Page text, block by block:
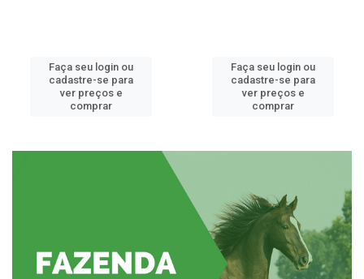
Faça seu login ou
cadastre-se para
ver preços e
comprar
Faça seu login ou
cadastre-se para
ver preços e
comprar